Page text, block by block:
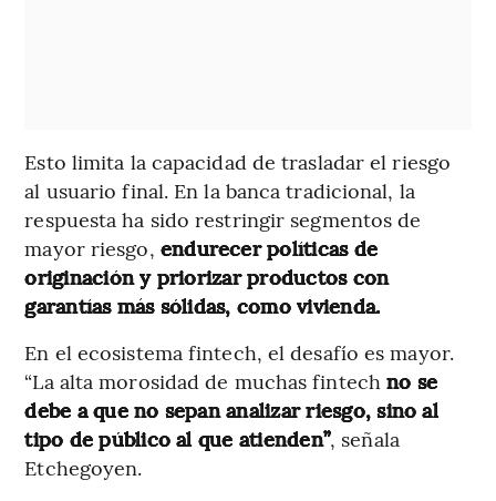
Esto limita la capacidad de trasladar el riesgo
al usuario final. En la banca tradicional, la
respuesta ha sido restringir segmentos de
mayor riesgo, endurecer políticas de
originación y priorizar productos con
garantías más sólidas, como vivienda.
En el ecosistema fintech, el desafío es mayor.
“La alta morosidad de muchas fintechno se
debe a que no sepan analizar riesgo, sino al
tipo de público al que atienden”, señala
Etchegoyen.